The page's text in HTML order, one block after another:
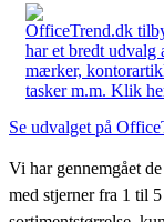
OfficeTrend.dk
har et bredt udvalg
mærker,
tasker m.m. Klik
Se udvalget på
Vi har gennemgået
med stjerner fra 1 til